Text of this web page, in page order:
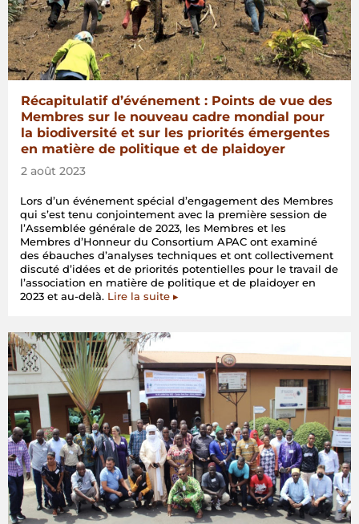
Récapitulatif d’événement : Points de vue des
Membres sur le nouveau cadre mondial pour
la biodiversité et sur les priorités émergentes
en matière de politique et de plaidoyer
2 août 2023
Lors d’un événement spécial d’engagement des Membres
qui s’est tenu conjointement avec la première session de
l’Assemblée générale de 2023, les Membres et les
Membres d’Honneur du Consortium APAC ont examiné
des ébauches d’analyses techniques et ont collectivement
discuté d’idées et de priorités potentielles pour le travail de
l’association en matière de politique et de plaidoyer en
2023 et au-delà. Lire la suite ▸